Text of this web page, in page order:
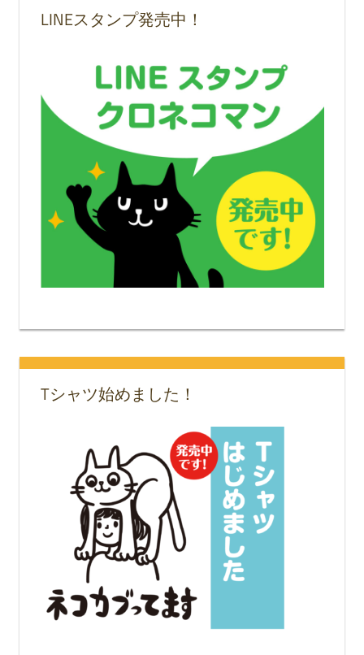
LINEスタンプ発売中！
Tシャツ始めました！